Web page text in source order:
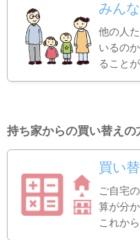
みん
他の人
いるの
ること
持ち家からの買い替えの
買い
ご自宅
算が分
これか